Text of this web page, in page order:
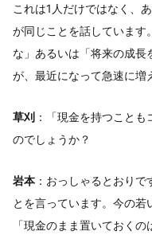
これは1人だけではなく、
が同じことを話しています
な」あるいは「将来の成
が、最近になって急速に増
草刈 ：「現金を持つこと
のでしょうか？
岩本 ：おっしゃるとおり
とを言っています。今の若
「現金のまま置いておく